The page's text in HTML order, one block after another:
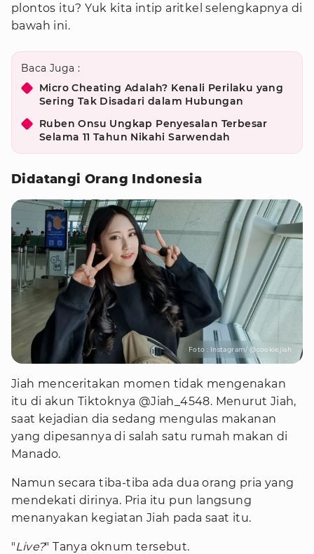
plontos itu? Yuk kita intip aritkel selengkapnya di
bawah ini.
Baca Juga :
Micro Cheating Adalah? Kenali Perilaku yang
Sering Tak Disadari dalam Hubungan
Ruben Onsu Ungkap Penyesalan Terbesar
Selama 11 Tahun Nikahi Sarwendah
Didatangi Orang Indonesia
Foto : Instagram/ @cookie.jiah
Jiah menceritakan momen tidak mengenakan
itu di akun Tiktoknya @Jiah_4548. Menurut Jiah,
saat kejadian dia sedang mengulas makanan
yang dipesannya di salah satu rumah makan di
Manado.
Namun secara tiba-tiba ada dua orang pria yang
mendekati dirinya. Pria itu pun langsung
menanyakan kegiatan Jiah pada saat itu.
"Live?" Tanya oknum tersebut.